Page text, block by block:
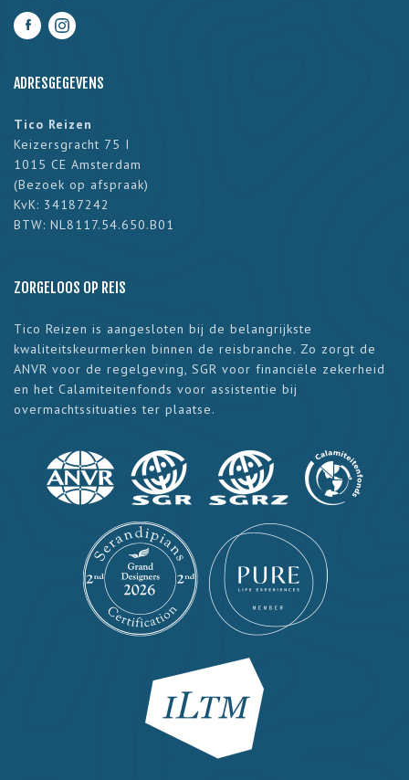
ADRESGEGEVENS
Tico Reizen
Keizersgracht 75 I
1015 CE Amsterdam
(Bezoek op afspraak)
KvK: 34187242
BTW: NL8117.54.650.B01
ZORGELOOS OP REIS
Tico Reizen is aangesloten bij de belangrijkste
kwaliteitskeurmerken binnen de reisbranche. Zo zorgt de
ANVR voor de regelgeving, SGR voor financiële zekerheid
en het Calamiteitenfonds voor assistentie bij
overmachtssituaties ter plaatse.